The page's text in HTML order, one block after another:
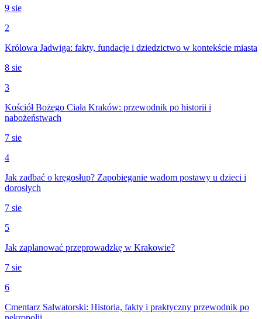
9 sie
2
Królowa Jadwiga: fakty, fundacje i dziedzictwo w kontekście miasta
8 sie
3
Kościół Bożego Ciała Kraków: przewodnik po historii i
nabożeństwach
7 sie
4
Jak zadbać o kręgosłup? Zapobieganie wadom postawy u dzieci i
dorosłych
7 sie
5
Jak zaplanować przeprowadzkę w Krakowie?
7 sie
6
Cmentarz Salwatorski: Historia, fakty i praktyczny przewodnik po